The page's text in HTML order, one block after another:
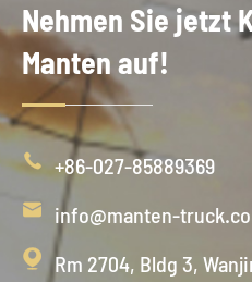
Nehmen Sie jetzt
Manten auf!
 +86-027-85889369
 info@manten-

Rm 2704, Bldg 3,